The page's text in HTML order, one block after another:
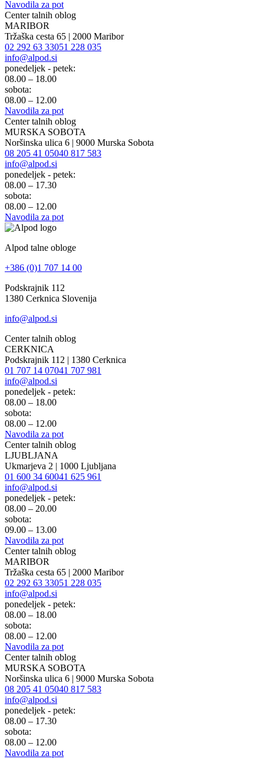
Navodila za pot
Center talnih oblog
MARIBOR
Tržaška cesta 65 | 2000 Maribor
02 292 63 33051 228 035
info@alpod.si
ponedeljek - petek:
08.00 – 18.00
sobota:
08.00 – 12.00
Navodila za pot
Center talnih oblog
MURSKA SOBOTA
Noršinska ulica 6 | 9000 Murska Sobota
08 205 41 05040 817 583
info@alpod.si
ponedeljek - petek:
08.00 – 17.30
sobota:
08.00 – 12.00
Navodila za pot
Alpod talne obloge
+386 (0)1 707 14 00
Podskrajnik 112
1380 Cerknica Slovenija
info@alpod.si
Center talnih oblog
CERKNICA
Podskrajnik 112 | 1380 Cerknica
01 707 14 07041 707 981
info@alpod.si
ponedeljek - petek:
08.00 – 18.00
sobota:
08.00 – 12.00
Navodila za pot
Center talnih oblog
LJUBLJANA
Ukmarjeva 2 | 1000 Ljubljana
01 600 34 60041 625 961
info@alpod.si
ponedeljek - petek:
08.00 – 20.00
sobota:
09.00 – 13.00
Navodila za pot
Center talnih oblog
MARIBOR
Tržaška cesta 65 | 2000 Maribor
02 292 63 33051 228 035
info@alpod.si
ponedeljek - petek:
08.00 – 18.00
sobota:
08.00 – 12.00
Navodila za pot
Center talnih oblog
MURSKA SOBOTA
Noršinska ulica 6 | 9000 Murska Sobota
08 205 41 05040 817 583
info@alpod.si
ponedeljek - petek:
08.00 – 17.30
sobota:
08.00 – 12.00
Navodila za pot